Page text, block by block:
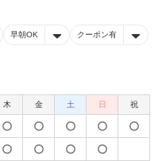
早朝OK クーポン有
木 金 土 日 祝